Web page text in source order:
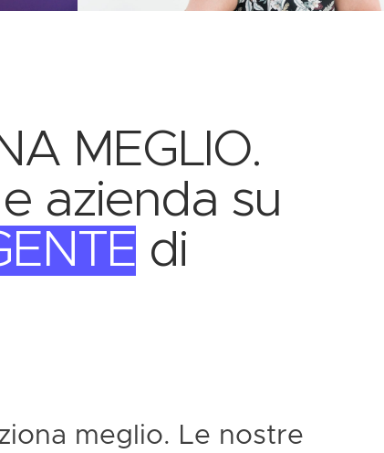
MEGLIO.
azienda su
di
meglio. Le nostre